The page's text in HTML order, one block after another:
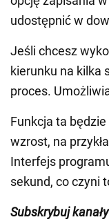
udostępnić w
Jeśli chcesz
kierunku na kilka
proces.
Funkcja ta
wzrost, na
Interfejs
sekund, co czyni
Subskrybuj